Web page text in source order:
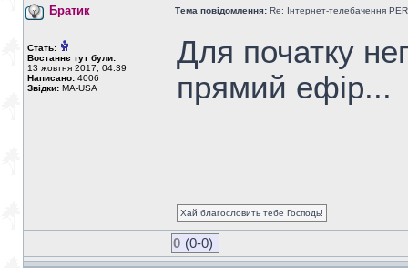
Братик Тема повідомлення: Re: Інтернет-телебачення
Стать:
Востаннє тут були:
13 жовтня 2017, 04:39
Написано: 4006
Звідки: MA-USA
Для початку
прямий ефір...
Хай благословить тебе Господь!
0 (0-0)